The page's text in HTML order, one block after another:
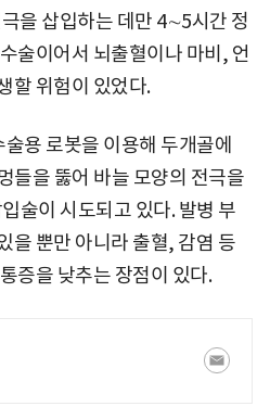
을 삽입하는 데만 4∼5시간 정
술이어서 뇌출혈이나 마비, 언
할 위험이 있었다.
용 로봇을 이용해 두개골에
들을 뚫어 바늘 모양의 전극을
술이 시도되고 있다. 발병 부
을 뿐만 아니라 출혈, 감염 등
증을 낮추는 장점이 있다.